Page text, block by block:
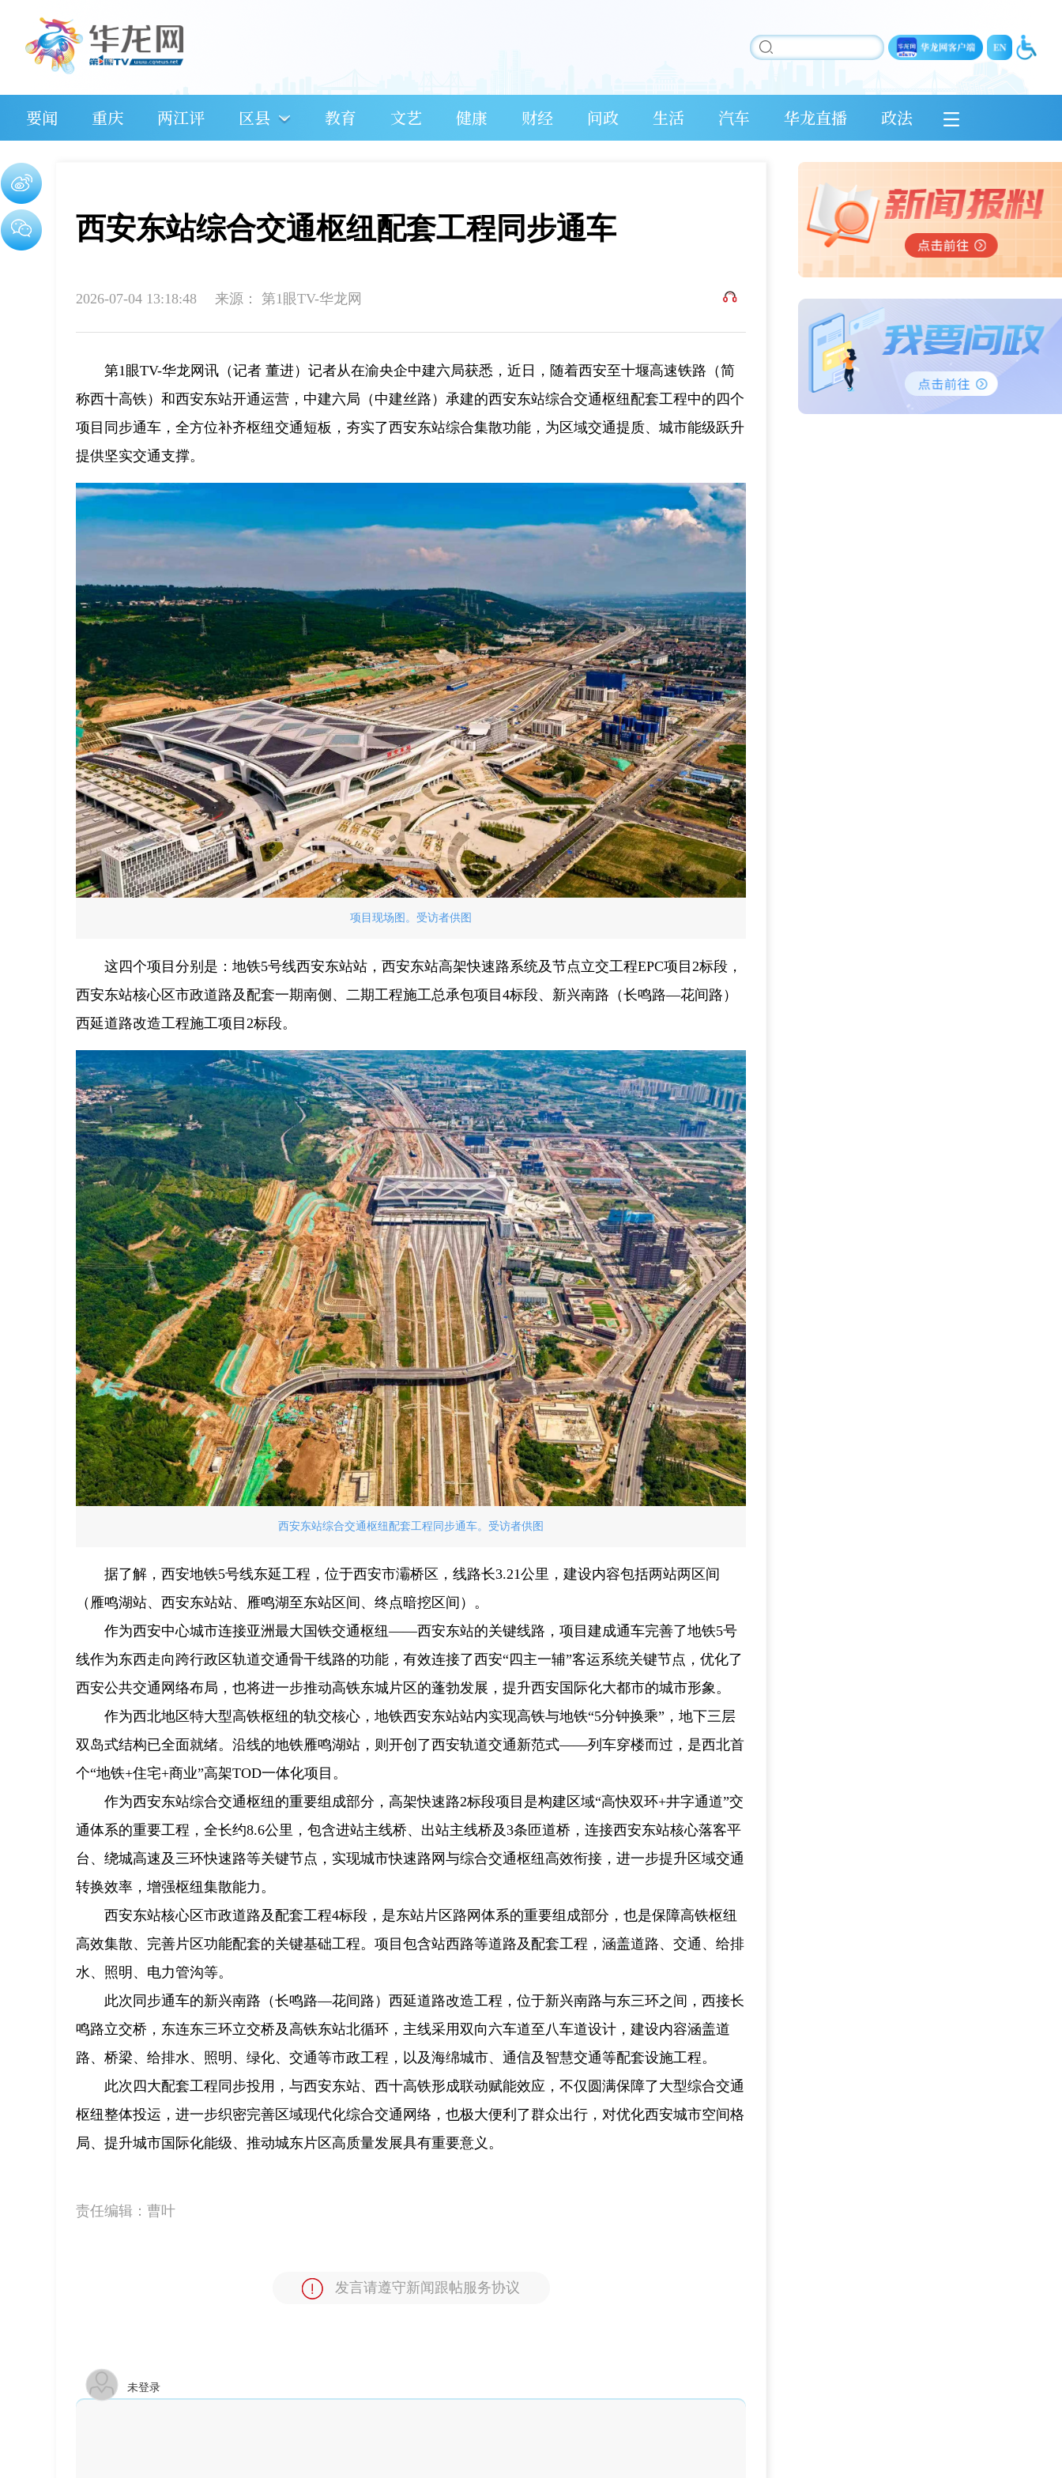
要闻 重庆 两江评 区县 教育 文艺 健康 财经 问政 生活 汽车 华龙直播 政法
西安东站综合交通枢纽配套工程同步通车
2026-07-04 13:18:48 来源： 第1眼TV-华龙网
第1眼TV-华龙网讯（记者 董进）记者从在渝央企中建六局获悉，近日，随着西安至十堰高速铁路（简
称西十高铁）和西安东站开通运营，中建六局（中建丝路）承建的西安东站综合交通枢纽配套工程中的四个
项目同步通车，全方位补齐枢纽交通短板，夯实了西安东站综合集散功能，为区域交通提质、城市能级跃升
提供坚实交通支撑。
项目现场图。受访者供图
这四个项目分别是：地铁5号线西安东站站，西安东站高架快速路系统及节点立交工程EPC项目2标段，
西安东站核心区市政道路及配套一期南侧、二期工程施工总承包项目4标段、新兴南路（长鸣路—花间路）
西延道路改造工程施工项目2标段。
西安东站综合交通枢纽配套工程同步通车。受访者供图
据了解，西安地铁5号线东延工程，位于西安市灞桥区，线路长3.21公里，建设内容包括两站两区间
（雁鸣湖站、西安东站站、雁鸣湖至东站区间、终点暗挖区间）。
作为西安中心城市连接亚洲最大国铁交通枢纽——西安东站的关键线路，项目建成通车完善了地铁5号
线作为东西走向跨行政区轨道交通骨干线路的功能，有效连接了西安“四主一辅”客运系统关键节点，优化了
西安公共交通网络布局，也将进一步推动高铁东城片区的蓬勃发展，提升西安国际化大都市的城市形象。
作为西北地区特大型高铁枢纽的轨交核心，地铁西安东站站内实现高铁与地铁“5分钟换乘”，地下三层
双岛式结构已全面就绪。沿线的地铁雁鸣湖站，则开创了西安轨道交通新范式——列车穿楼而过，是西北首
个“地铁+住宅+商业”高架TOD一体化项目。
作为西安东站综合交通枢纽的重要组成部分，高架快速路2标段项目是构建区域“高快双环+井字通道”交
通体系的重要工程，全长约8.6公里，包含进站主线桥、出站主线桥及3条匝道桥，连接西安东站核心落客平
台、绕城高速及三环快速路等关键节点，实现城市快速路网与综合交通枢纽高效衔接，进一步提升区域交通
转换效率，增强枢纽集散能力。
西安东站核心区市政道路及配套工程4标段，是东站片区路网体系的重要组成部分，也是保障高铁枢纽
高效集散、完善片区功能配套的关键基础工程。项目包含站西路等道路及配套工程，涵盖道路、交通、给排
水、照明、电力管沟等。
此次同步通车的新兴南路（长鸣路—花间路）西延道路改造工程，位于新兴南路与东三环之间，西接长
鸣路立交桥，东连东三环立交桥及高铁东站北循环，主线采用双向六车道至八车道设计，建设内容涵盖道
路、桥梁、给排水、照明、绿化、交通等市政工程，以及海绵城市、通信及智慧交通等配套设施工程。
此次四大配套工程同步投用，与西安东站、西十高铁形成联动赋能效应，不仅圆满保障了大型综合交通
枢纽整体投运，进一步织密完善区域现代化综合交通网络，也极大便利了群众出行，对优化西安城市空间格
局、提升城市国际化能级、推动城东片区高质量发展具有重要意义。
责任编辑： 曹叶
发言请遵守新闻跟帖服务协议
未登录